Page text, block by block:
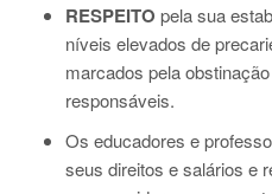
RESPEITO pela sua
níveis elevados de
marcados pela
responsáveis.
Os educadores e
seus direitos e salários e